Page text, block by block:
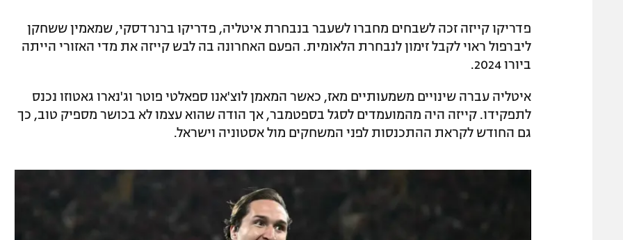
פדריקו קייזה זכה לשבחים מחברו לשעבר בנבחרת איטליה, פדריקו ברנרדסקי, שמאמין ששחקן
ליברפול ראוי לקבל זימון לנבחרת הלאומית. הפעם האחרונה בה לבש קייזה את מדי האזורי הייתה
ביורו 2024.
איטליה עברה שינויים משמעותיים מאז, כאשר המאמן לוצ'אנו ספאלטי פוטר וג'נארו גאטוזו נכנס
לתפקידו. קייזה היה מהמועמדים לסגל בספטמבר, אך הודה שהוא עצמו לא בכושר מספיק טוב, כך
גם החודש לקראת ההתכנסות לפני המשחקים מול אסטוניה וישראל.